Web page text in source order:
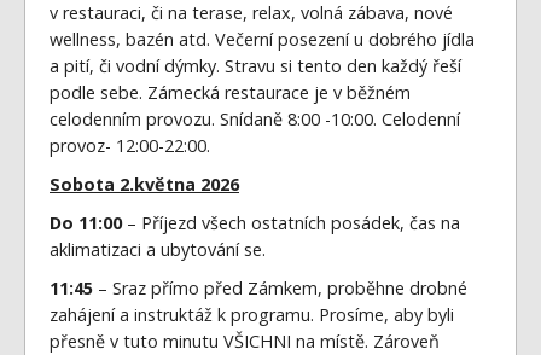
v restauraci, či na terase, relax, volná zábava, nové
wellness, bazén atd. Večerní posezení u dobrého jídla
a pití, či vodní dýmky. Stravu si tento den každý řeší
podle sebe. Zámecká restaurace je v běžném
celodenním provozu. Snídaně 8:00 -10:00. Celodenní
provoz- 12:00-22:00.
Sobota 2.května 2026
Do 11:00– Příjezd všech ostatních posádek, čas na
aklimatizaci a ubytování se.
11:45 – Sraz přímo před Zámkem, proběhne drobné
zahájení a instruktáž k programu. Prosíme, aby byli
přesně v tuto minutu VŠICHNI na místě. Zároveň